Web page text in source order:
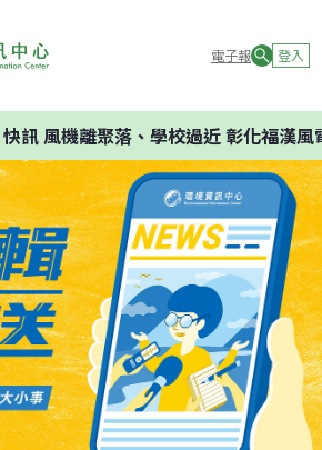
電子報 登入
快訊風機離聚落、學校過近 彰化福漢風